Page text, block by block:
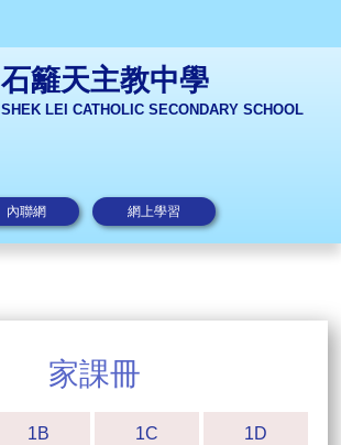
石籬天主教中學
SHEK LEI CATHOLIC SECONDARY SCHOOL
內聯網 網上學習
家課冊
1B 1C 1D